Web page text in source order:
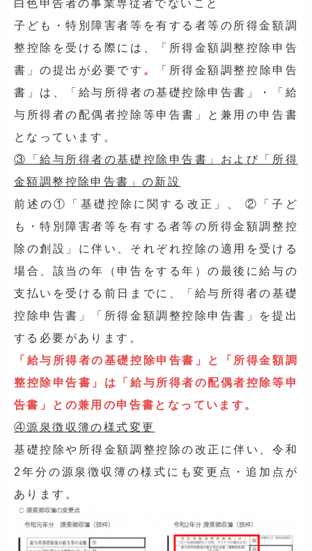
白色申告者の事業専従者でないこと
子ども・特別障害者等を有する者等の所得金額調
整控除を受ける際には、「所得金額調整控除申告
書」の提出が必要です 。
「所得金額調整控除申告
書」は、「給与所得者の基礎控除申告書」・「給
与所得者の配偶者控除等申告書」と兼用の申告書
となっています。
③「給与所得者の基礎控除申告書」および「所得
金額調整控除申告書」の新設
前述の①「基礎控除に関する改正」、 ②「子ど
も・特別障害者等を有する者等の所得金額調整控
除の創設」に伴い、それぞれ控除の適用を受ける
場合、該当の年（申告をする年）の最後に給与の
支払いを受ける前日までに、「給与所得者の基礎
控除申告書」「所得金額調整控除申告書」を提出
する必要があります。
「給与所得者の基礎控除申告書」と「所得金額調
整控除申告書」は「給与所得者の配偶者控除等申
告書」との兼用の申告書となっています。
④源泉徴収簿の様式変更
基礎控除や所得金額調整控除の改正に伴い、令和
2年分の源泉徴収簿の様式にも変更点・追加点が
あります。